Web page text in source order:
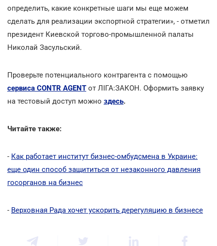
определить, какие конкретные шаги мы еще можем
сделать для реализации экспортной стратегии», - отметил
президент Киевской торгово-промышленной палаты
Николай Засульский.
Проверьте потенциального контрагента с помощью
сервиса CONTR AGENT от ЛІГА:ЗАКОН. Оформить заявку
на тестовый доступ можно здесь.
Читайте также:
- Как работает институт бизнес-омбудсмена в Украине:
еще один способ защититься от незаконного давления
госорганов на бизнес
- Верховная Рада хочет ускорить дерегуляцию в бизнесе